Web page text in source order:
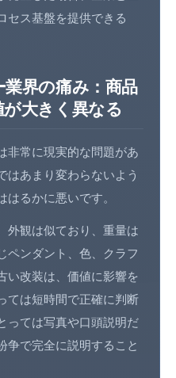
セス基盤を提供できる
界の痛み：商品
大きく異なる
非常に現実的な問題があ
はあまり変わらないよう
るかに悪いです。
外観は似ており、重量は
ペンダント、色、クラフ
い改装は、価値に影響を
ては短時間で正確に判断
っては写真や口頭説明だ
争で完全に説明すること